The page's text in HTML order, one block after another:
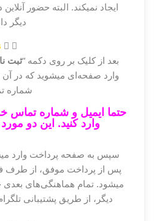
ایجاد نمیکند. البته حضور
دیگر
بعد از کلیک بر روی دکمه “ثبت
وارد صفحه‌ای میشوید که در آن
شماره
حتما ایمیل و شماره
وارد کنید. این دو
پس از پرداخت موفق، از طرف
میشود. تمام هماهنگی‌های بعدی
دیگر، از طریق پشتیبانی